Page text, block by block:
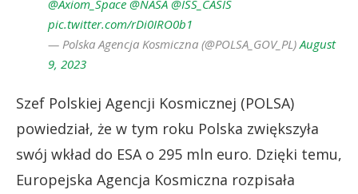
@Axiom_Space @NASA @ISS_CASIS
pic.twitter.com/rDi0IRO0b1
— Polska Agencja Kosmiczna (@POLSA_GOV_PL) August
9, 2023
Szef Polskiej Agencji Kosmicznej (POLSA)
powiedział, że w tym roku Polska zwiększyła
swój wkład do ESA o 295 mln euro. Dzięki temu,
Europejska Agencja Kosmiczna rozpisała